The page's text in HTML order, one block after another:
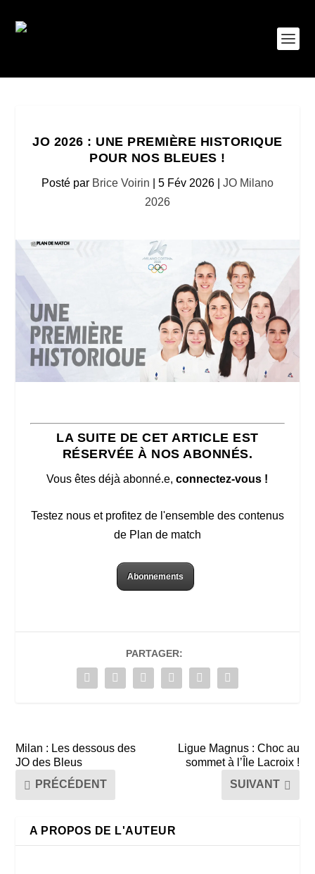
JO 2026 : UNE PREMIÈRE HISTORIQUE
POUR NOS BLEUES !
Posté par Brice Voirin 5 Fév 2026
JO Milano
2026
LA SUITE DE CET ARTICLE EST
RÉSERVÉE À NOS ABONNÉS.
Vous êtes déjà abonné.e,connectez-vous !
Testez nous et profitez de l'ensemble des contenus
de Plan de match
Abonnements
PARTAGER:
Milan : Les dessous des
JO des Bleus
PRÉCÉDENT
Ligue Magnus : Choc au
sommet à l’Île Lacroix !
SUIVANT
A PROPOS DE L'AUTEUR